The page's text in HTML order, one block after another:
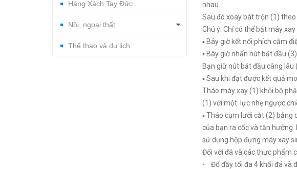
nhau.
Sau đó xoay bát trộn (1)
Chú ý: Chỉ có thể bật máy
▪ Bây giờ kết nối phích cắm
▪ Bây giờ nhấn nút bắt đầu
Bạn giữ nút bắt đầu càng lâu
▪ Sau khi đạt được kết quả
Tháo máy xay (1) khỏi bộ
(1) với một lực nhẹ ngược
▪ Tháo cụm lưỡi cắt (2) bằng
của bạn ra cốc và tận hưởng.
sử dụng hộp đựng máy xay
Đối với đá và các thực phẩm
- Đổ đầy tối đa 4 khối đá và
Hàng Xách Tay Đức
Nội, ngoại thất
Thể thao và du lịch